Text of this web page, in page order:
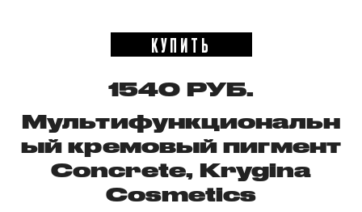
КУПИТЬ
1540 РУБ.
Мультифункциональн
ый кремовый пигмент
Concrete, Krygina
Cosmetics